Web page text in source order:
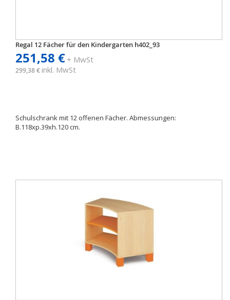
Regal 12 Fächer für den Kindergarten h402_93
251,58 €+ MwSt
299,38 € inkl. MwSt
Schulschrank mit 12 offenen Fächer. Abmessungen:
B.118xp.39xh.120 cm.